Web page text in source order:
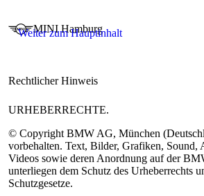
URHEBERRECHTE.
© Copyright BMW AG, München
vorbehalten. Text, Bilder, Grafiken, Sound,
Videos sowie deren Anordnung auf der
unterliegen dem Schutz des Urheberrechts
Schutzgesetze.